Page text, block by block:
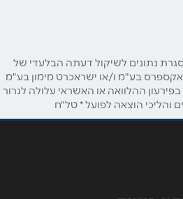
נתונים לשיקול דעתה הבלעדי של
בע"מ ו/או ישראכרט מימון בע"מ
ההלוואה או האשראי עלולה לגרור
והליכי הוצאה לפועל * טל"ח